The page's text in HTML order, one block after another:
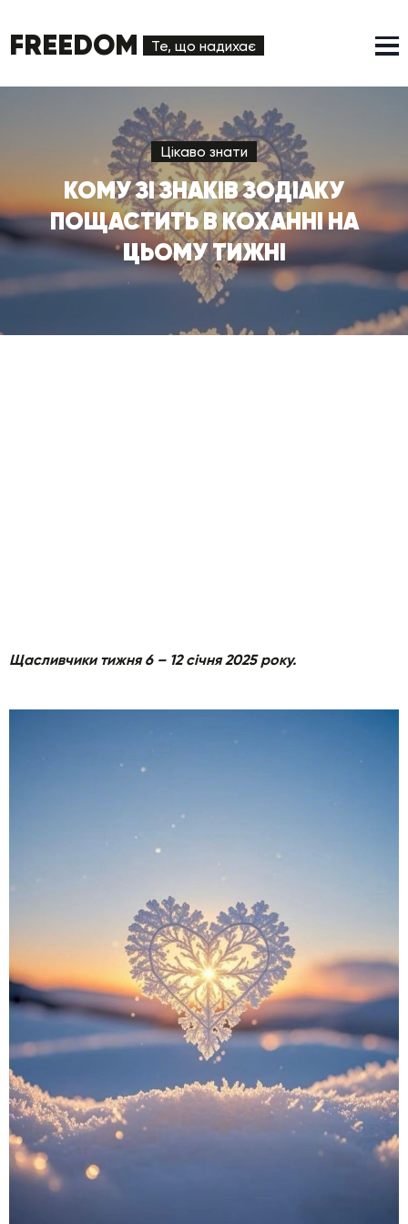
FREEDOM Те, що надихає
Цікаво знати
КОМУ ЗІ ЗНАКІВ ЗОДІАКУ
ПОЩАСТИТЬ В КОХАННІ НА
ЦЬОМУ ТИЖНІ
Щасливчики тижня 6 – 12 січня 2025 року.